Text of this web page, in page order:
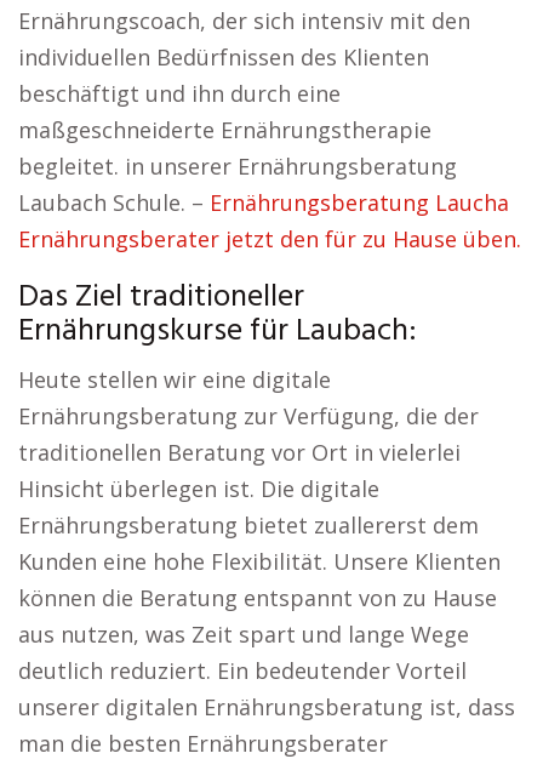
Ernährungscoach, der sich intensiv mit den
individuellen Bedürfnissen des Klienten
beschäftigt und ihn durch eine
maßgeschneiderte Ernährungstherapie
begleitet. in unserer Ernährungsberatung
Laubach Schule. – Ernährungsberatung Laucha
Ernährungsberater jetzt den für zu Hause üben.
Das Ziel traditioneller
Ernährungskurse für Laubach:
Heute stellen wir eine digitale
Ernährungsberatung zur Verfügung, die der
traditionellen Beratung vor Ort in vielerlei
Hinsicht überlegen ist. Die digitale
Ernährungsberatung bietet zuallererst dem
Kunden eine hohe Flexibilität. Unsere Klienten
können die Beratung entspannt von zu Hause
aus nutzen, was Zeit spart und lange Wege
deutlich reduziert. Ein bedeutender Vorteil
unserer digitalen Ernährungsberatung ist, dass
man die besten Ernährungsberater